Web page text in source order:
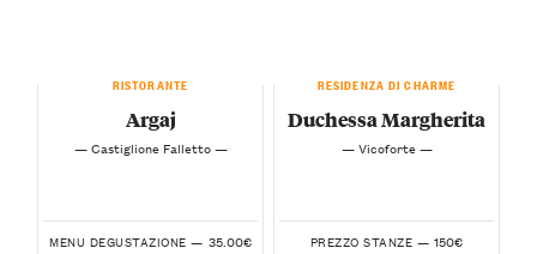
RISTORANTE
Argaj
— Castiglione Falletto —
MENU DEGUSTAZIONE — 35.00€
RESIDENZA DI CHARME
Duchessa Margherita
— Vicoforte —
PREZZO STANZE — 150€